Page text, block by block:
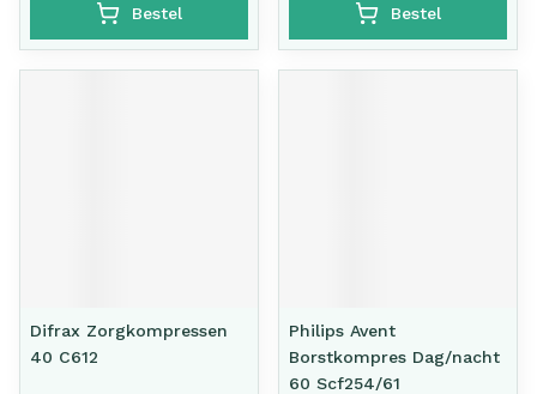
Bestel Bestel
Difrax Zorgkompressen
40 C612
Philips Avent
Borstkompres Dag/nacht
60 Scf254/61